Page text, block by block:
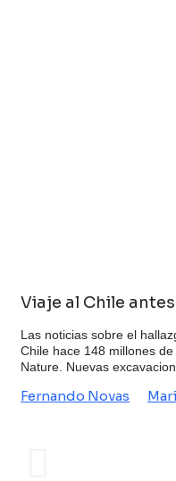
Viaje al Chile
Las noticias sobre el
Chile hace 148 millones
Nature. Nuevas
Fernando Novas